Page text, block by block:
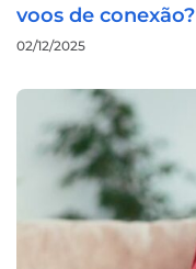
voos de conexão?
02/12/2025